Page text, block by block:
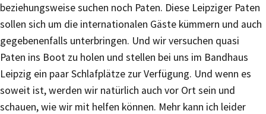
beziehungsweise suchen noch Paten. Diese Leipziger Paten
sollen sich um die internationalen Gäste kümmern und auch
gegebenenfalls unterbringen. Und wir versuchen quasi
Paten ins Boot zu holen und stellen bei uns im Bandhaus
Leipzig ein paar Schlafplätze zur Verfügung. Und wenn es
soweit ist, werden wir natürlich auch vor Ort sein und
schauen, wie wir mit helfen können. Mehr kann ich leider